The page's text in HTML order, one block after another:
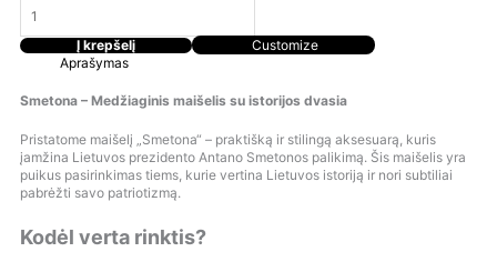
Į krepšelį
Customize
Aprašymas
Smetona – Medžiaginis maišelis su istorijos dvasia
Pristatome maišelį „Smetona“ – praktišką ir stilingą aksesuarą, kuris
įamžina Lietuvos prezidento Antano Smetonos palikimą. Šis maišelis yra
puikus pasirinkimas tiems, kurie vertina Lietuvos istoriją ir nori subtiliai
pabrėžti savo patriotizmą.
Kodėl verta rinktis?